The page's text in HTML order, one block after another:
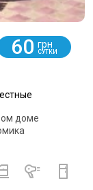
60 грн
СУТКИ
доме